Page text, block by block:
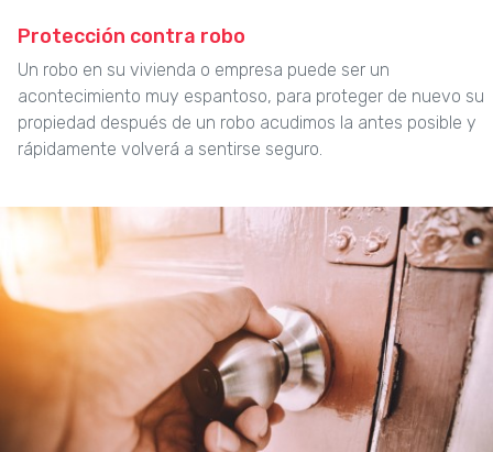
Protección contra robo
Un robo en su vivienda o empresa puede ser un
acontecimiento muy espantoso, para proteger de nuevo su
propiedad después de un robo acudimos la antes posible y
rápidamente volverá a sentirse seguro.